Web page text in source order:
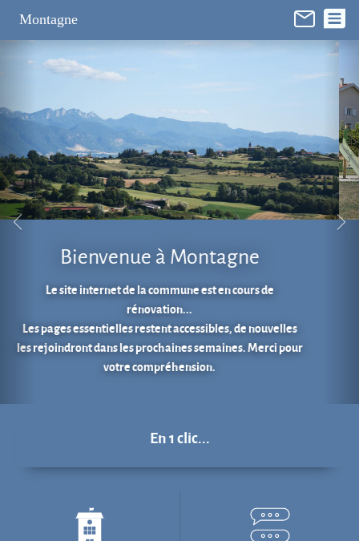
Montagne
Aire de jeux au cœur du village.
En 1 clic...
La mairie Vos démarches